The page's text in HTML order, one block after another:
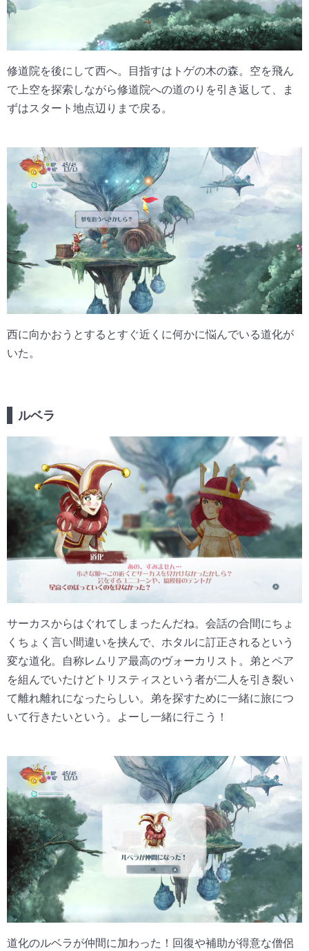
修道院を後にして西へ。目指すはトゲの木の森。空を飛ん
で上空を探索しながら修道院への道のりを引き返して、ま
ずはスタート地点辺りまで戻る。
西に向かおうとするとすぐ近くに何かに悩んでいる道化が
いた。
ルベラ
サーカスからはぐれてしまったんだね。会話の合間にちょ
くちょく言い間違いを挟んで、ホタルに訂正されるという
変な道化。
自称レムリア最高のヴォーカリスト。弟とペア
を組んでいたけどトリスティスという者が二人を引き裂い
て離れ離れになったらしい。
弟を探すために一緒に旅につ
いて行きたいという。よーし一緒に行こう！
道化のルベラが仲間に加わった！回復や補助が得意な僧侶